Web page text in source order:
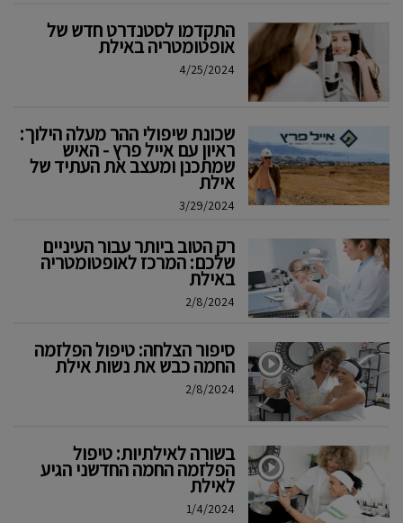
התקדמו לסטנדרט חדש של
אופטומטריה באילת
4/25/2024
שכונת שיפולי ההר מעלה הילוך:
ראיון עם אייל פרץ - האיש
שמתכנן ומעצב את העתיד של
אילת
3/29/2024
רק הטוב ביותר עבור העיניים
שלכם: המרכז לאופטומטריה
באילת
2/8/2024
סיפור הצלחה: טיפול הפלזמה
החמה כבש את נשות אילת
2/8/2024
בשורה לאילתיות: טיפול
הפלזמה החמה החדשני הגיע
לאילת
1/4/2024